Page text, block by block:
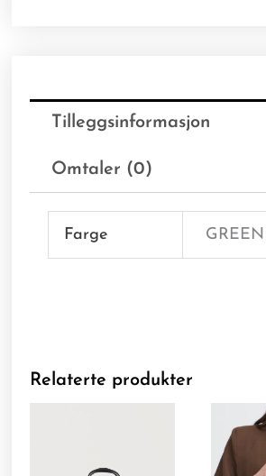
Tilleggsinformasjon
Omtaler (0)
Farge GREEN
Relaterte produkter